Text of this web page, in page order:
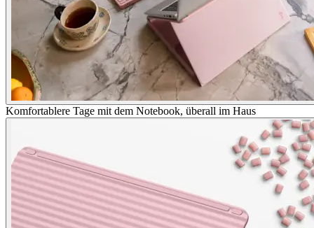
Komfortablere Tage mit dem Notebook, überall im Haus